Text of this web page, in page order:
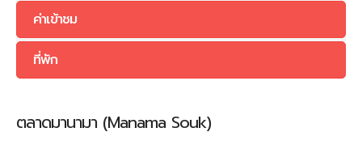
ค่าเข้าชม
ที่พัก
ตลาดมานามา (Manama Souk)